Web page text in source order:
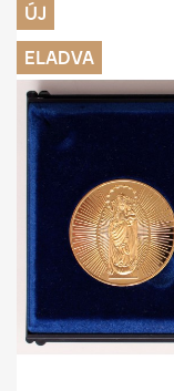
ÚJ
ELADVA